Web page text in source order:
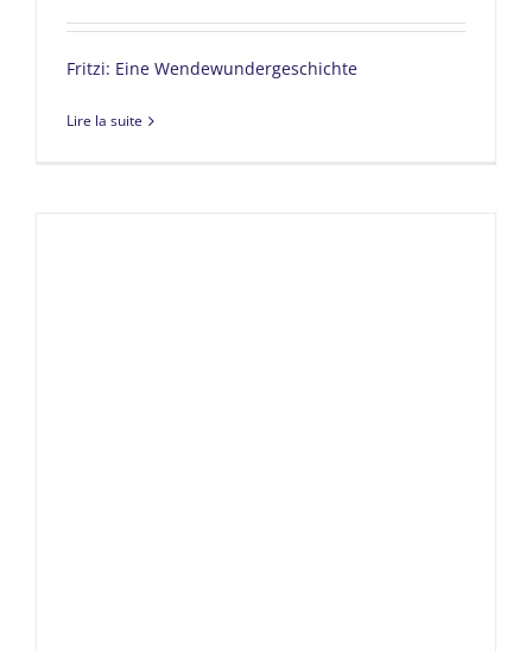
Fritzi: Eine Wendewundergeschichte
Lire la suite